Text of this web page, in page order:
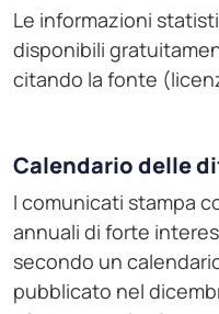
Le informazioni
disponibili
citando la fonte
Calendario delle
I comunicati stampa
annuali di forte
secondo un
pubblicato nel